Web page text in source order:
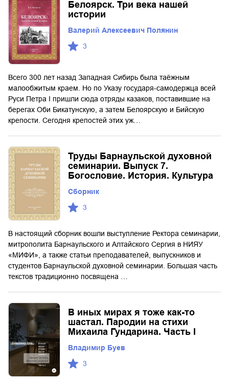
Белоярск. Три века нашей
истории
Валерий Алексеевич Полянин
3
Всего 300 лет назад Западная Сибирь была таёжным
малообжитым краем. Но по Указу государя-самодержца всей
Руси Петра I пришли сюда отряды казаков, поставившие на
берегах Оби Бикатунскую, а затем Белоярскую и Бийскую
крепости. Сегодня крепостей этих уж…
Труды Барнаульской духовной
семинарии. Выпуск 7.
Богословие. История. Культура
Сборник
3
В настоящий сборник вошли выступление Ректора семинарии,
митрополита Барнаульского и Алтайского Сергия в НИЯУ
«МИФИ», а также статьи преподавателей, выпускников и
студентов Барнаульской духовной семинарии. Большая часть
текстов традиционно посвящена …
В иных мирах я тоже как-то
шастал. Пародии на стихи
Михаила Гундарина. Часть I
Владимир Буев
3